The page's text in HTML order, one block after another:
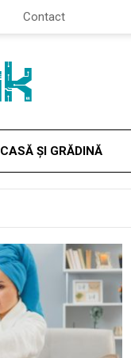
Contact
CASĂ ȘI GRĂDINĂ